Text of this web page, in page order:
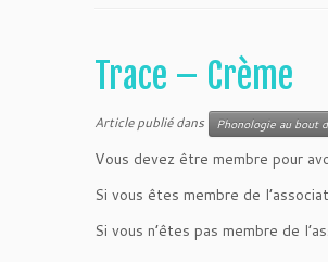
Trace – Crème
Article publié dans Phonologie au bout
Vous devez être membre pour
Si vous êtes membre de
Si vous n’êtes pas membre de